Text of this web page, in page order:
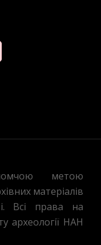
метою
матеріалів
Всі права на
археології НАН